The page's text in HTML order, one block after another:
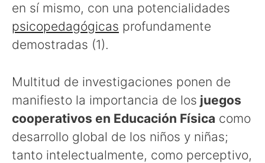
en sí mismo, con una potencialidades
psicopedagógicas profundamente
demostradas (1).
Multitud de investigaciones ponen de
manifiesto la importancia de los juegos
cooperativos en Educación Física como
desarrollo global de los niños y niñas;
tanto intelectualmente, como perceptivo,